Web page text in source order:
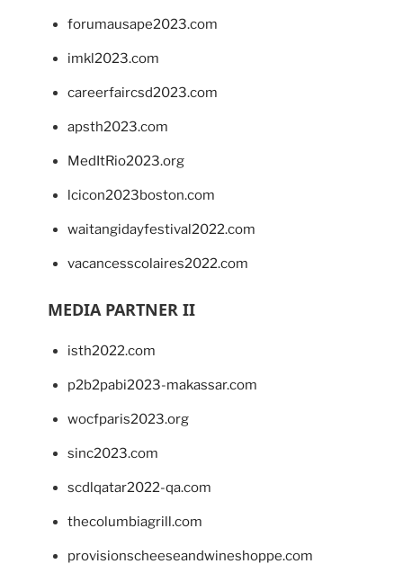
forumausape2023.com
imkl2023.com
careerfaircsd2023.com
apsth2023.com
MedItRio2023.org
lcicon2023boston.com
waitangidayfestival2022.com
vacancesscolaires2022.com
MEDIA PARTNER II
isth2022.com
p2b2pabi2023-makassar.com
wocfparis2023.org
sinc2023.com
scdlqatar2022-qa.com
thecolumbiagrill.com
provisionscheeseandwineshoppe.com